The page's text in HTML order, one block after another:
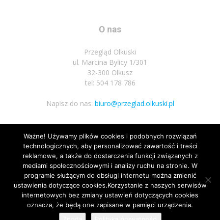
O nas
Przegląd Olkuski
ul. Marcina Bylicy 1/301
32-300 Olkusz
tel: 504 178 786
Napisz do nas: biuro@przeglad.olkuski.pl
Podążaj za nami
Nota prawna Polityka prywatnosci Kariera Regulamin
Ważne! Używamy plików cookies i podobnych rozwiązań
technologicznych, aby personalizować zawartość i treści
reklamowe, a także do dostarczenia funkcji związanych z
mediami społecznościowymi i analizy ruchu na stronie. W
programie służącym do obsługi internetu można zmienić
ustawienia dotyczące cookies.Korzystanie z naszych serwisów
internetowych bez zmiany ustawień dotyczących cookies
oznacza, że będą one zapisane w pamięci urządzenia.